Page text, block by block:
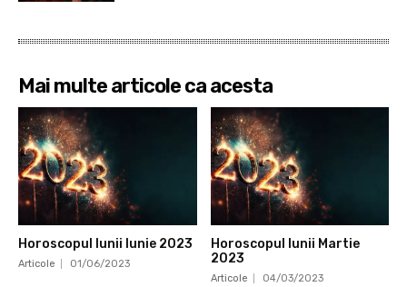
Mai multe articole ca acesta
Horoscopul lunii Iunie 2023
Articole 01/06/2023
Horoscopul lunii Martie
2023
Articole 04/03/2023